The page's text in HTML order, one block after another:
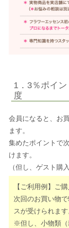
1．3％ポイ
度
会員になると、お
ます。
集めたポイントで
けます。
（但し、ゲスト購
【ご利用例】ご
次回のお買い物
スが受けられま
※但し、小物類（